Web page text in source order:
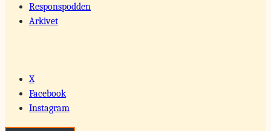
Responspodden
Arkivet
X
Facebook
Instagram